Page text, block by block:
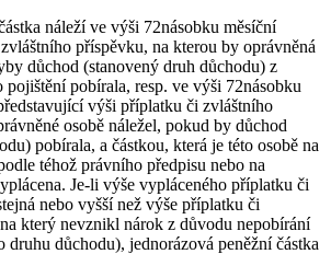
náleží ve výši 72násobku měsíční
příspěvku, na kterou by oprávněná
důchod (stanovený druh důchodu) z
pojištění pobírala, resp. ve výši 72násobku
výši příplatku či zvláštního
osobě náležel, pokud by důchod
pobírala, a částkou, která je této osobě na
téhož právního předpisu nebo na
Je-li výše vypláceného příplatku či
nebo vyšší než výše příplatku či
který nevznikl nárok z důvodu nepobírání
druhu důchodu), jednorázová peněžní částka